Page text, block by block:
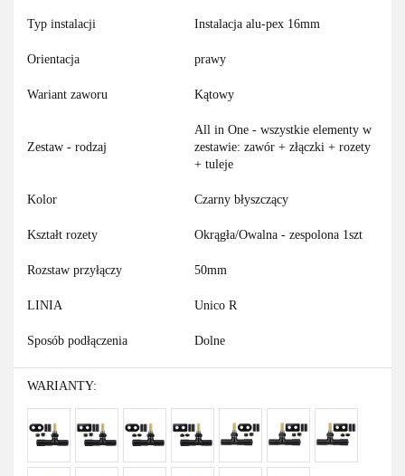
Typ instalacji Instalacja alu-pex 16mm
Orientacja prawy
Wariant zaworu Kątowy
Zestaw - rodzaj
All in One - wszystkie elementy w
zestawie: zawór + złączki + rozety
+ tuleje
Kolor Czarny błyszczący
Kształt rozety Okrągła/Owalna - zespolona 1szt
Rozstaw przyłączy 50mm
LINIA Unico R
Sposób podłączenia Dolne
WARIANTY: